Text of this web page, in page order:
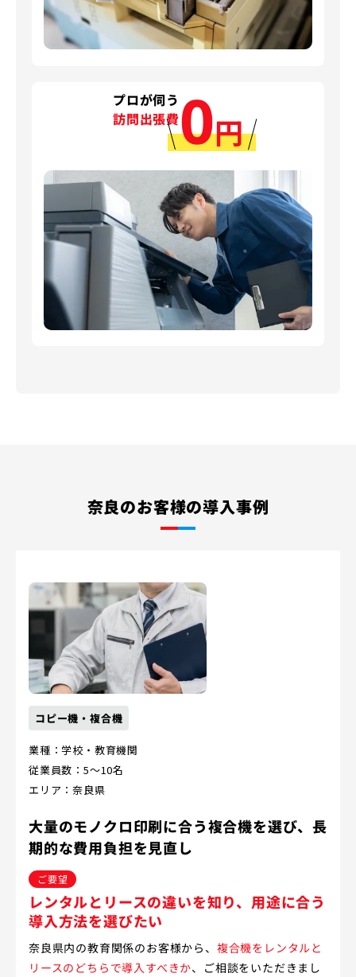
プロが伺う
訪問出張費0円
奈良のお客様の導入事例
コピー機・複合機
業種：学校・教育機関
従業員数：5～10名
エリア：奈良県
大量のモノクロ印刷に合う複合機を選び、長
期的な費用負担を見直し
ご要望
レンタルとリースの違いを知り、用途に合う
導入方法を選びたい
奈良県内の教育関係のお客様から、 複合機をレンタルと
リースのどちらで導入すべきか、ご相談をいただきまし